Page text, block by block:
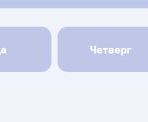
Четверг